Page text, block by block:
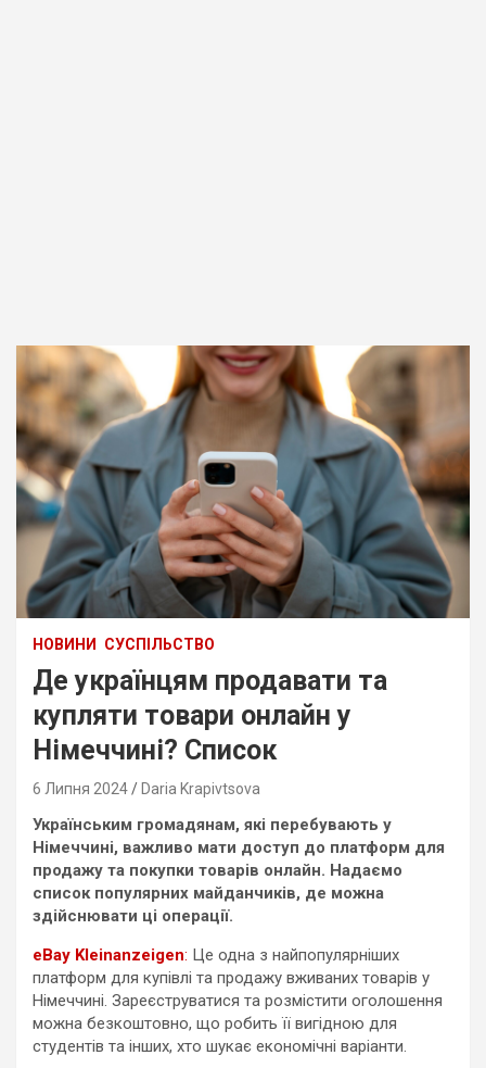
НОВИНИ СУСПІЛЬСТВО
Де українцям продавати та
купляти товари онлайн у
Німеччині? Список
6 Липня 2024 Daria Krapivtsova
Українським громадянам, які перебувають у
Німеччині, важливо мати доступ до платформ для
продажу та покупки товарів онлайн. Надаємо
список популярних майданчиків, де можна
здійснювати ці операції.
eBay Kleinanzeigen: Це одна з найпопулярніших
платформ для купівлі та продажу вживаних товарів у
Німеччині. Зареєструватися та розмістити оголошення
можна безкоштовно, що робить її вигідною для
студентів та інших, хто шукає економічні варіанти.